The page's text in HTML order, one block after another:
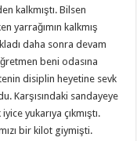
kalkmıştı. Bilsen
yarrağımın kalkmış
daha sonra devam
beni odasına
disiplin heyetine sevk
Karşısındaki sandayeye
yukarıya çıkmıştı.
bir kilot giymişti.